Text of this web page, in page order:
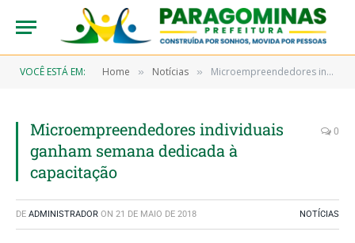
VOCÊ ESTÁ EM: Home » Notícias » Microempreendedores individuais ganham semana dedicada à capacitação
Microempreendedores individuais
ganham semana dedicada à
capacitação
0
DE ADMINISTRADOR ON 21 DE MAIO DE 2018 NOTÍCIAS